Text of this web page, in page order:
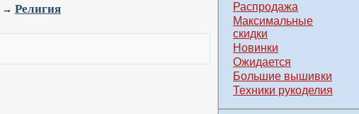
→ Религия
Распродажа
Максимальные
скидки
Новинки
Ожидается
Большие вышивки
Техники рукоделия